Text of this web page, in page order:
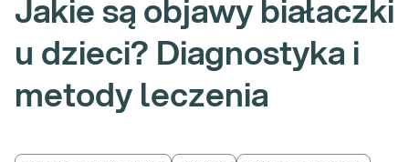
Jakie są objawy białaczki
u dzieci? Diagnostyka i
metody leczenia